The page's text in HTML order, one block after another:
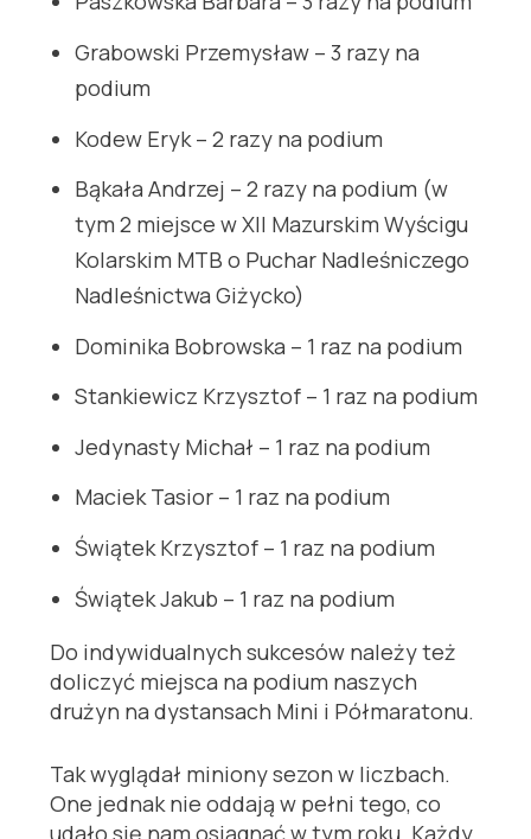
Grabowski Przemysław – 3 razy na
podium
Kodew Eryk – 2 razy na podium
Bąkała Andrzej – 2 razy na podium (w
tym 2 miejsce w XII Mazurskim Wyścigu
Kolarskim MTB o Puchar Nadleśniczego
Nadleśnictwa Giżycko)
Dominika Bobrowska – 1 raz na podium
Stankiewicz Krzysztof – 1 raz na podium
Jedynasty Michał – 1 raz na podium
Maciek Tasior – 1 raz na podium
Świątek Krzysztof – 1 raz na podium
Świątek Jakub – 1 raz na podium
Do indywidualnych sukcesów należy też
doliczyć miejsca na podium naszych
drużyn na dystansach Mini i Półmaratonu.
Tak wyglądał miniony sezon w liczbach.
One jednak nie oddają w pełni tego, co